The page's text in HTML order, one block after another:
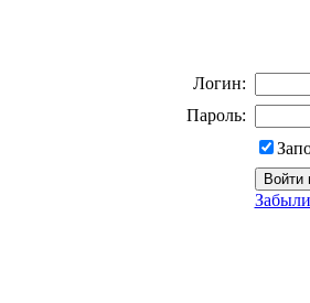
Логин:
Пароль: